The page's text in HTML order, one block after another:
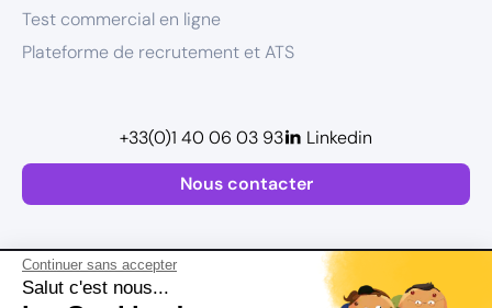
Continuer sans accepter
Salut c'est nous...
Test commercial en ligne
Plateforme de recrutement et ATS
Nous contacter
+33(0)1 40 06 03 93 Linkedin